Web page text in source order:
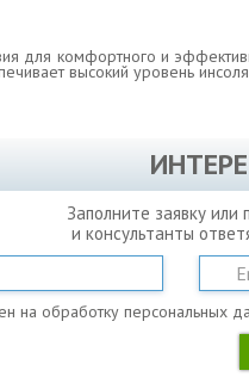
для комфортного и
высокий уровень
Заполните заявку
и консультанты
на обработку персональных